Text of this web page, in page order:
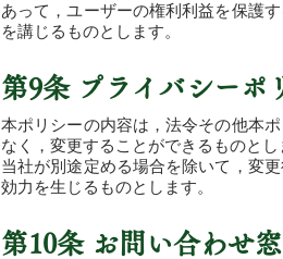
あって，ユーザーの権利利益を保護
を講じるものとします。
第9条 プライバシーポ
本ポリシーの内容は，法令その他本
なく，変更することができるものとし
当社が別途定める場合を除いて，変
効力を生じるものとします。
第10条 お問い合わせ